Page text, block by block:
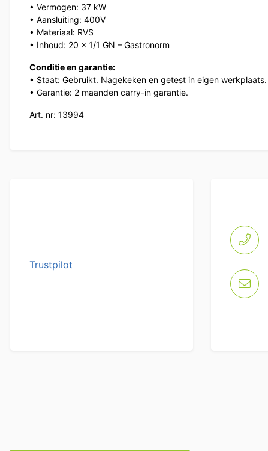
• Vermogen: 37 kW
• Aansluiting: 400V
• Materiaal: RVS
• Inhoud: 20 x 1/1 GN – Gastronorm
Conditie en garantie:
• Staat: Gebruikt. Nagekeken en getest in eigen werkplaats.
• Garantie: 2 maanden carry-in garantie.
Art. nr: 13994
Trustpilot